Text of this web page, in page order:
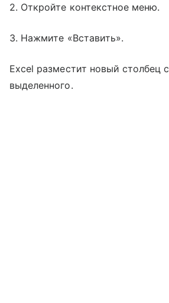
2. Откройте контекстное меню.
3. Нажмите «Вставить».
Excel разместит новый столбец
выделенного.